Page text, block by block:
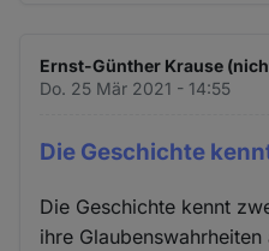
Ernst-Günther Krause
Do. 25 Mär 2021 - 14:55
Die Geschichte
Die Geschichte kennt
ihre